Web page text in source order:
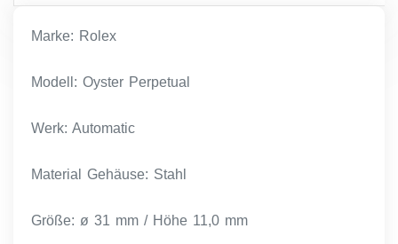
Marke: Rolex
Modell: Oyster Perpetual
Werk: Automatic
Material Gehäuse: Stahl
Größe: ø 31 mm / Höhe 11,0 mm